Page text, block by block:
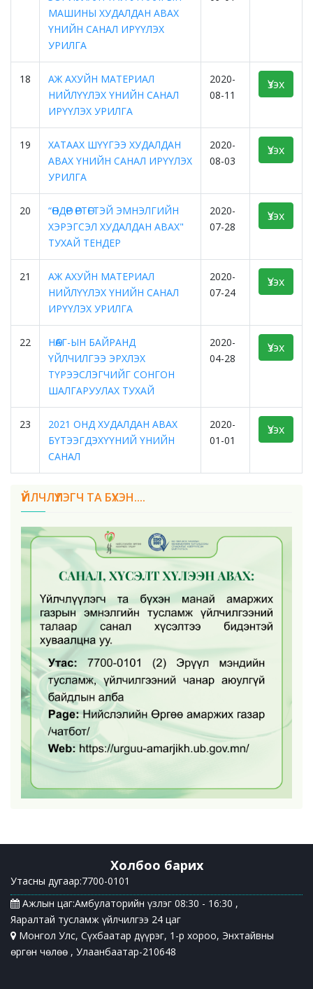
МАШИНЫ ХУДАЛДАН АВАХ
ҮНИЙН САНАЛ ИРҮҮЛЭХ
УРИЛГА
18
АЖ АХУЙН МАТЕРИАЛ
НИЙЛҮҮЛЭХ ҮНИЙН САНАЛ
ИРҮҮЛЭХ УРИЛГА
2020-
08-11
Үзэх
19
ХАТААХ ШҮҮГЭЭ ХУДАЛДАН
АВАХ ҮНИЙН САНАЛ ИРҮҮЛЭХ
УРИЛГА
2020-
08-03
Үзэх
20
“ӨНДӨР ӨРТӨГТЭЙ ЭМНЭЛГИЙН
ХЭРЭГСЭЛ ХУДАЛДАН АВАХ"
ТУХАЙ ТЕНДЕР
2020-
07-28
Үзэх
21
АЖ АХУЙН МАТЕРИАЛ
НИЙЛҮҮЛЭХ ҮНИЙН САНАЛ
ИРҮҮЛЭХ УРИЛГА
2020-
07-24
Үзэх
22
НӨАГ-ЫН БАЙРАНД
ҮЙЛЧИЛГЭЭ ЭРХЛЭХ
ТҮРЭЭСЛЭГЧИЙГ СОНГОН
ШАЛГАРУУЛАХ ТУХАЙ
2020-
04-28
Үзэх
23
2021 ОНД ХУДАЛДАН АВАХ
БҮТЭЭГДЭХҮҮНИЙ ҮНИЙН
САНАЛ
2020-
01-01
Үзэх
ҮЙЛЧЛҮҮЛЭГЧ ТА БҮХЭН....
Холбоо барих
Утасны дугаар:7700-0101
Ажлын цаг:Амбулаторийн үзлэг 08:30 - 16:30 ,
Яаралтай тусламж үйлчилгээ 24 цаг
Монгол Улс, Сүхбаатар дүүрэг, 1-р хороо, Энхтайвны
өргөн чөлөө , Улаанбаатар-210648